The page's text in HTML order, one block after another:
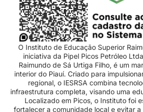
O Instituto de Educação Superior
iniciativa da Pipel Picos Petróleo
Raimundo de Sá Urtiga Filho, é um
interior do Piauí. Criado para
regional, o IESRSA combina
infraestrutura completa, visando uma
Localizado em Picos, o Instituto foi
fortalecer a comunidade local e evitar